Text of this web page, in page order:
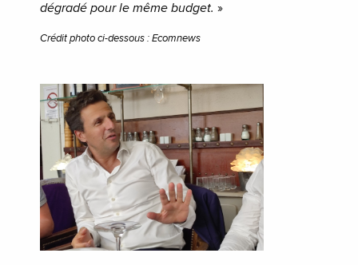
dégradé pour le même budget. »
Crédit photo ci-dessous : Ecomnews